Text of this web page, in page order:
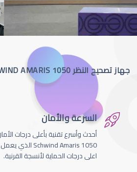
جهاز تصحيح النظر SCHWIND AMARIS 1050
السرعة والأمان
أحدث وأسرع تقنية بأعلى درجات
اعلى درجات الحماية لأنسجة القرنية.